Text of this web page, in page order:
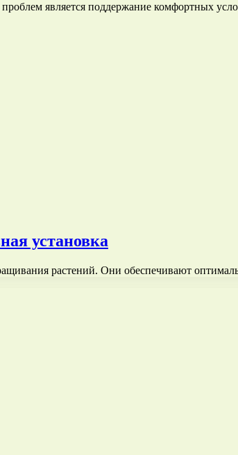
является поддержание комфортных
установка
растений. Они обеспечивают